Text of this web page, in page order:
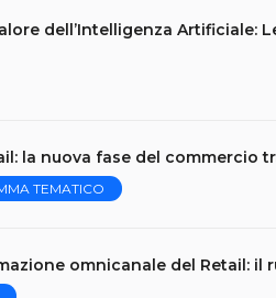
dell’Intelligenza Artificiale:
la nuova fase del commercio
TEMATICO
omnicanale del Retail: il